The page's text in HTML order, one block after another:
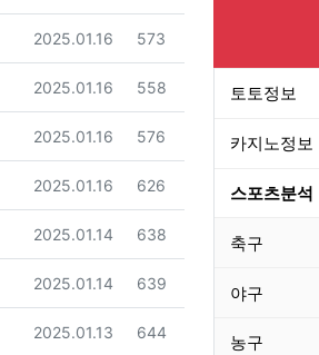
등록일
2025.01.16 조회
573
등록일
2025.01.16 조회
558
등록일
2025.01.16 조회
576
등록일
2025.01.16 조회
626
등록일
2025.01.14 조회
638
등록일
2025.01.14 조회
639
등록일
2025.01.13 조회
644
토토정보
카지노정보
스포츠분석
축구
야구
농구